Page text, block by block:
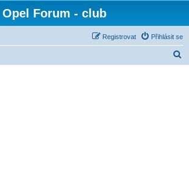
Opel Forum - club
Přihlásit se
Registrovat